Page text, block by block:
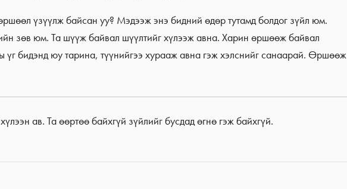
үзүүлж байсан уу? Мэдээж энэ бидний өдөр тутамд болдог зүйл юм.
зөв юм. Та шүүж байвал шүүлтийг хүлээж авна. Харин өршөөж байвал
үг бидэнд юу тарина, түүнийгээ хурааж авна гэж хэлснийг санаарай. Өршөөж
ав. Та өөртөө байхгүй зүйлийг бусдад өгнө гэж байхгүй.